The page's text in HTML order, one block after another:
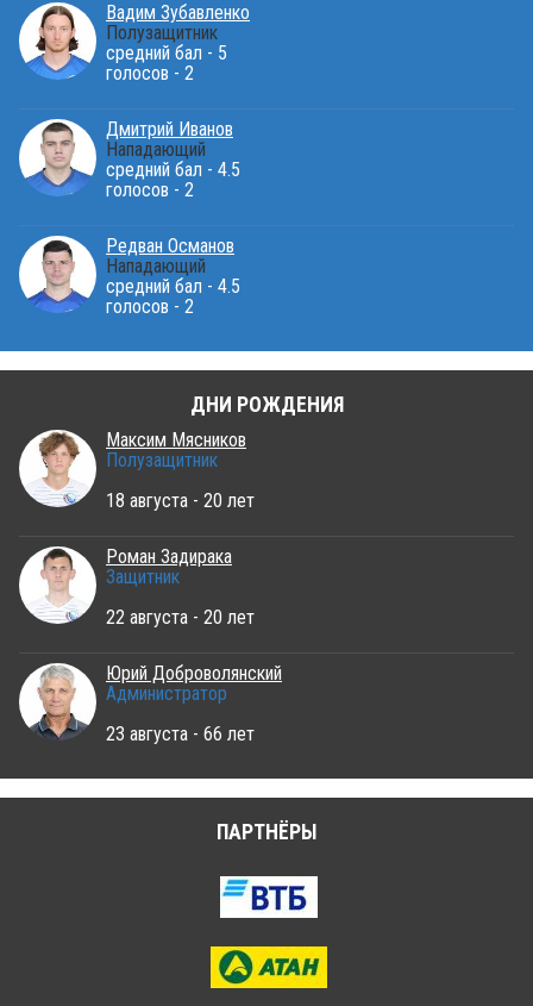
Вадим Зубавленко
Полузащитник
средний бал - 5
голосов - 2
Дмитрий Иванов
Нападающий
средний бал - 4.5
голосов - 2
Редван Османов
Нападающий
средний бал - 4.5
голосов - 2
ДНИ РОЖДЕНИЯ
Максим Мясников
Полузащитник
18 августа - 20 лет
Роман Задирака
Защитник
22 августа - 20 лет
Юрий Доброволянский
Администратор
23 августа - 66 лет
ПАРТНЁРЫ